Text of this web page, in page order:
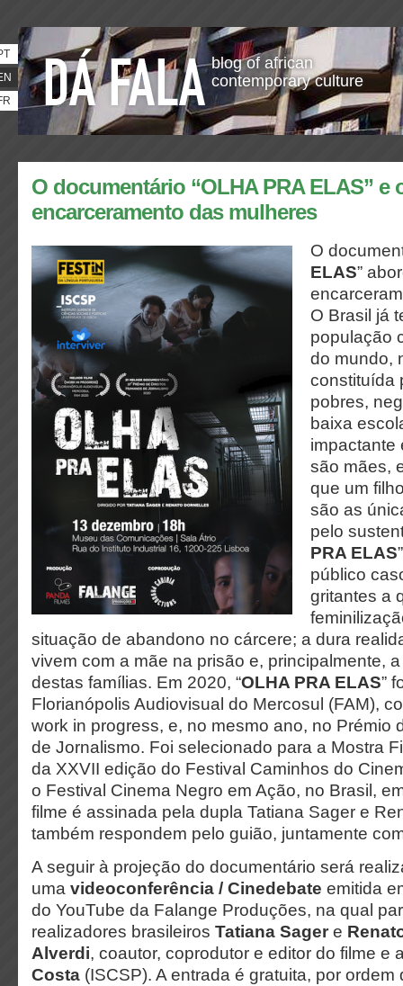
blog of african
contemporary culture
O documentário “OLHA PRA ELAS” e
encarceramento das mulheres
O
ELAS”
O Brasil já
população
do mundo,
constituída
pobres,
baixa
impactante
são mães,
que um
são as
pelo
PRA ELAS
público
gritantes a
situação de abandono no cárcere; a dura
vivem com a mãe na prisão e, principalmente,
destas famílias. Em 2020, “OLHA PRA ELAS”
Florianópolis Audiovisual do Mercosul (FAM),
work in progress, e, no mesmo ano, no Prémio
de Jornalismo. Foi selecionado para a Mostra
da XXVII edição do Festival Caminhos do
o Festival Cinema Negro em Ação, no Brasil,
filme é assinada pela dupla Tatiana Sager e
também respondem pelo guião, juntamente
A seguir à projeção do documentário será
uma videoconferência / Cinedebate emitida
do YouTube da Falange Produções, na qual
realizadores brasileiros Tatiana Sager e
Alverdi, coautor, coprodutor e editor do filme e
Costa (ISCSP). A entrada é gratuita, por ordem